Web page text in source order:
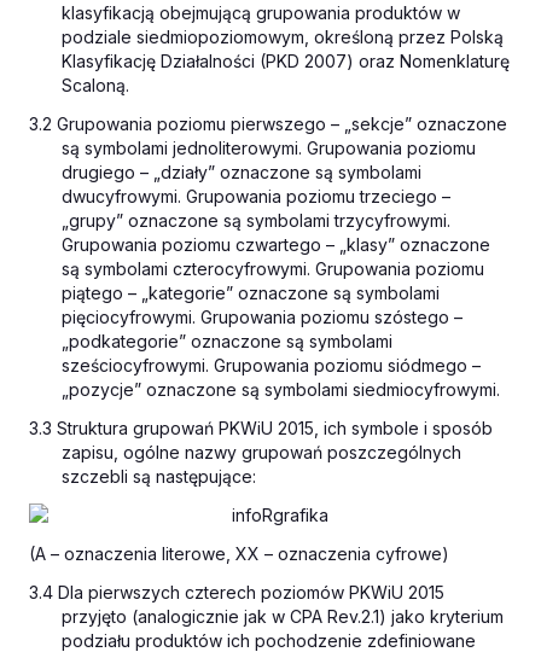
klasyfikacją obejmującą grupowania produktów w
podziale siedmiopoziomowym, określoną przez Polską
Klasyfikację Działalności (PKD 2007) oraz Nomenklaturę
Scaloną.
3.2 Grupowania poziomu pierwszego – „sekcje” oznaczone
są symbolami jednoliterowymi. Grupowania poziomu
drugiego – „działy” oznaczone są symbolami
dwucyfrowymi. Grupowania poziomu trzeciego –
„grupy” oznaczone są symbolami trzycyfrowymi.
Grupowania poziomu czwartego – „klasy” oznaczone
są symbolami czterocyfrowymi. Grupowania poziomu
piątego – „kategorie” oznaczone są symbolami
pięciocyfrowymi. Grupowania poziomu szóstego –
„podkategorie” oznaczone są symbolami
sześciocyfrowymi. Grupowania poziomu siódmego –
„pozycje” oznaczone są symbolami siedmiocyfrowymi.
3.3 Struktura grupowań PKWiU 2015, ich symbole i sposób
zapisu, ogólne nazwy grupowań poszczególnych
szczebli są następujące:
(A – oznaczenia literowe, XX – oznaczenia cyfrowe)
3.4 Dla pierwszych czterech poziomów PKWiU 2015
przyjęto (analogicznie jak w CPA Rev.2.1) jako kryterium
podziału produktów ich pochodzenie zdefiniowane